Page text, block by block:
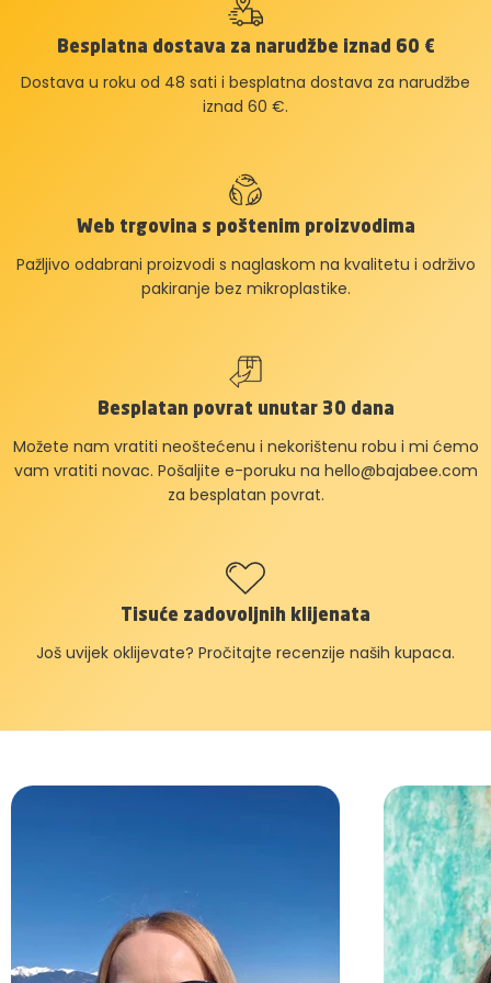
Besplatna dostava za narudžbe iznad 60 €
Dostava u roku od 48 sati i besplatna dostava za narudžbe
iznad 60 €.
Web trgovina s poštenim proizvodima
Pažljivo odabrani proizvodi s naglaskom na kvalitetu i održivo
pakiranje bez mikroplastike.
Besplatan povrat unutar 30 dana
Možete nam vratiti neoštećenu i nekorištenu robu i mi ćemo
vam vratiti novac. Pošaljite e-poruku na hello@bajabee.com
za besplatan povrat.
Tisuće zadovoljnih klijenata
Još uvijek oklijevate? Pročitajte recenzije naših kupaca.